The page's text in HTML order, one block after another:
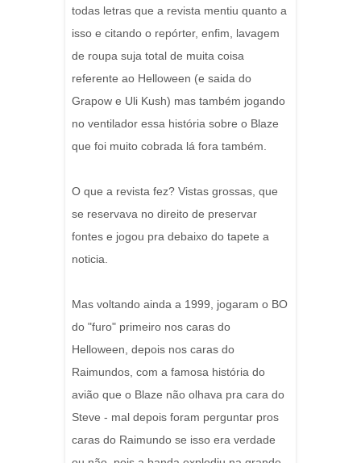
todas letras que a revista mentiu quanto a
isso e citando o repórter, enfim, lavagem
de roupa suja total de muita coisa
referente ao Helloween (e saida do
Grapow e Uli Kush) mas também jogando
no ventilador essa história sobre o Blaze
que foi muito cobrada lá fora também.
O que a revista fez? Vistas grossas, que
se reservava no direito de preservar
fontes e jogou pra debaixo do tapete a
noticia.
Mas voltando ainda a 1999, jogaram o BO
do "furo" primeiro nos caras do
Helloween, depois nos caras do
Raimundos, com a famosa história do
avião que o Blaze não olhava pra cara do
Steve - mal depois foram perguntar pros
caras do Raimundo se isso era verdade